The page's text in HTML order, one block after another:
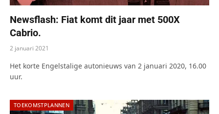
Newsflash: Fiat komt dit jaar met 500X
Cabrio.
2 januari 2021
Het korte Engelstalige autonieuws van 2 januari 2020, 16.00
uur.
TOEKOMSTPLANNEN